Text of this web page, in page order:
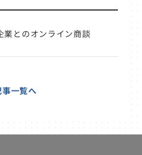
とのオンライン商談
事一覧へ